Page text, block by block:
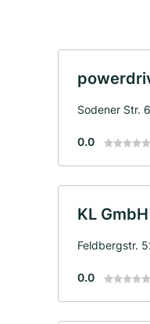
Sodener Str.
0.0
KL GmbH
Feldbergstr.
0.0